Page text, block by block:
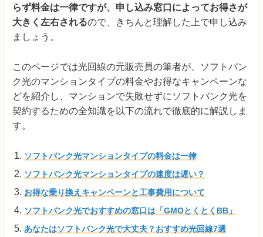
らず料金は一律ですが、申し込み窓口によってお得さが
大きく左右されるので、きちんと理解した上で申し込み
ましょう。
このページでは光回線の元販売員の筆者が、ソフトバン
ク光のマンションタイプの料金やお得なキャンペーンな
どを紹介し、マンションで失敗せずにソフトバンク光を
契約するための全知識を以下の流れで徹底的に解説しま
す。
ソフトバンク光マンションタイプの料金は一律
ソフトバンク光マンションタイプの速度は遅い？
お得な乗り換えキャンペーンと工事費用について
ソフトバンク光でおすすめの窓口は「GMOとくとくBB」
あなたはソフトバンク光で大丈夫？おすすめ光回線7選